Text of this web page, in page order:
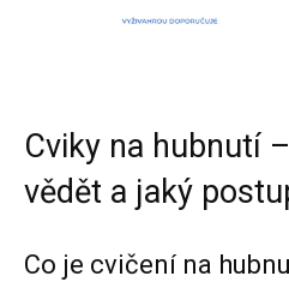
Cviky na hubnutí
vědět a jaký
Co je cvičení na